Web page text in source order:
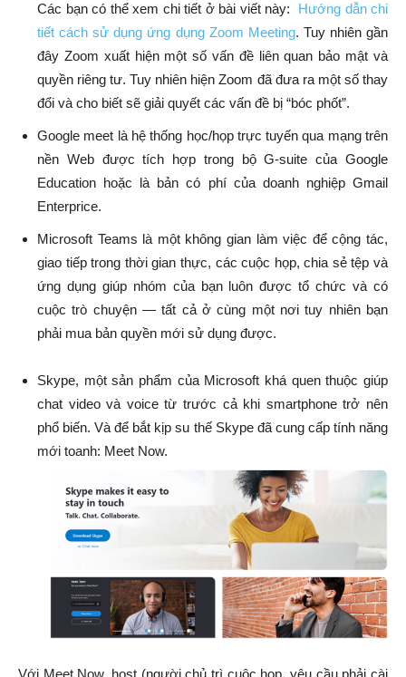
Các bạn có thể xem chi tiết ở bài viết này: Hướng dẫn chi
tiết cách sử dụng ứng dụng Zoom Meeting. Tuy nhiên gần
đây Zoom xuất hiện một số vấn đề liên quan bảo mật và
quyền riêng tư. Tuy nhiên hiện Zoom đã đưa ra một số thay
đổi và cho biết sẽ giải quyết các vấn đề bị “bóc phốt”.
Google meet là hệ thống học/họp trực tuyến qua mạng trên
nền Web được tích hợp trong bộ G-suite của Google
Education hoặc là bản có phí của doanh nghiệp Gmail
Enterprice.
Microsoft Teams là một không gian làm việc để cộng tác,
giao tiếp trong thời gian thực, các cuộc họp, chia sẻ tệp và
ứng dụng giúp nhóm của bạn luôn được tổ chức và có
cuộc trò chuyện — tất cả ở cùng một nơi tuy nhiên bạn
phải mua bản quyền mới sử dụng được.
Skype, một sản phẩm của Microsoft khá quen thuộc giúp
chat video và voice từ trước cả khi smartphone trở nên
phổ biến. Và để bắt kịp su thế Skype đã cung cấp tính năng
mới toanh: Meet Now.